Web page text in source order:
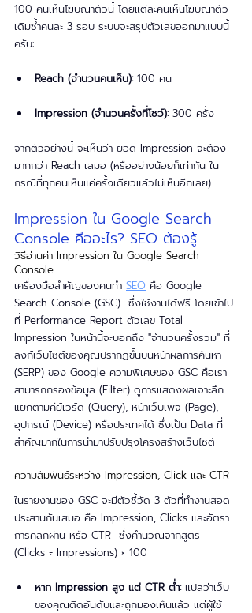
100 คนเห็นโฆษณาตัวนี้ โดยแต่ละคนเห็นโฆษณาตัว
เดิมซ้ำคนละ 3 รอบ ระบบจะสรุปตัวเลขออกมาแบบนี้
ครับ:
Reach (จำนวนคนเห็น): 100 คน
Impression (จำนวนครั้งที่โชว์): 300 ครั้ง
จากตัวอย่างนี้ จะเห็นว่า ยอด Impression จะต้อง
มากกว่า Reach เสมอ (หรืออย่างน้อยก็เท่ากัน ใน
กรณีที่ทุกคนเห็นแค่ครั้งเดียวแล้วไม่เห็นอีกเลย)
Impression ใน Google Search
Console คืออะไร? SEO ต้องรู้
วิธีอ่านค่า Impression ใน Google Search
Console
เครื่องมือสำคัญของคนทำ SEO คือ Google
Search Console (GSC)  ซึ่งใช้งานได้ฟรี โดยเข้าไป
ที่ Performance Report ตัวเลข Total
Impression ในหน้านี้จะบอกถึง "จำนวนครั้งรวม" ที่
ลิงก์เว็บไซต์ของคุณปรากฏขึ้นบนหน้าผลการค้นหา
(SERP) ของ Google ความพิเศษของ GSC คือเรา
สามารถกรองข้อมูล (Filter) ดูการแสดงผลเจาะลึก
แยกตามคีย์เวิร์ด (Query), หน้าเว็บเพจ (Page),
อุปกรณ์ (Device) หรือประเทศได้ ซึ่งเป็น Data ที่
สำคัญมากในการนำมาปรับปรุงโครงสร้างเว็บไซต์
ความสัมพันธ์ระหว่าง Impression, Click และ CTR
ในรายงานของ GSC จะมีตัวชี้วัด 3 ตัวที่ทำงานสอด
ประสานกันเสมอ คือ Impression, Clicks และอัตรา
การคลิกผ่าน หรือ CTR  ซึ่งคำนวณจากสูตร
(Clicks ÷ Impressions) × 100
หาก Impression สูง แต่ CTR ต่ำ: แปลว่าเว็บ
ของคุณติดอันดับและถูกมองเห็นแล้ว แต่ผู้ใช้